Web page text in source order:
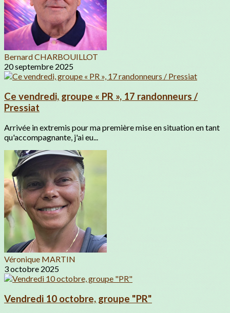
Bernard CHARBOUILLOT
20 septembre 2025
Ce vendredi, groupe « PR », 17 randonneurs /
Pressiat
Arrivée in extremis pour ma première mise en situation en tant
qu'accompagnante, j'ai eu...
Véronique MARTIN
3 octobre 2025
Vendredi 10 octobre, groupe "PR"